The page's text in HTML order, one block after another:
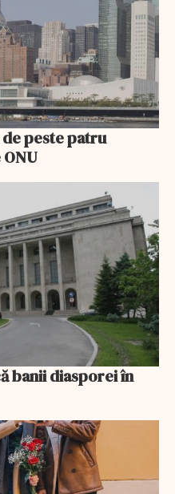
peste patru
banii diasporei în